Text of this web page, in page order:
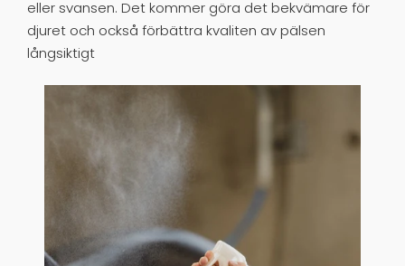
eller svansen. Det kommer göra det bekvämare för
djuret och också förbättra kvaliten av pälsen
långsiktigt